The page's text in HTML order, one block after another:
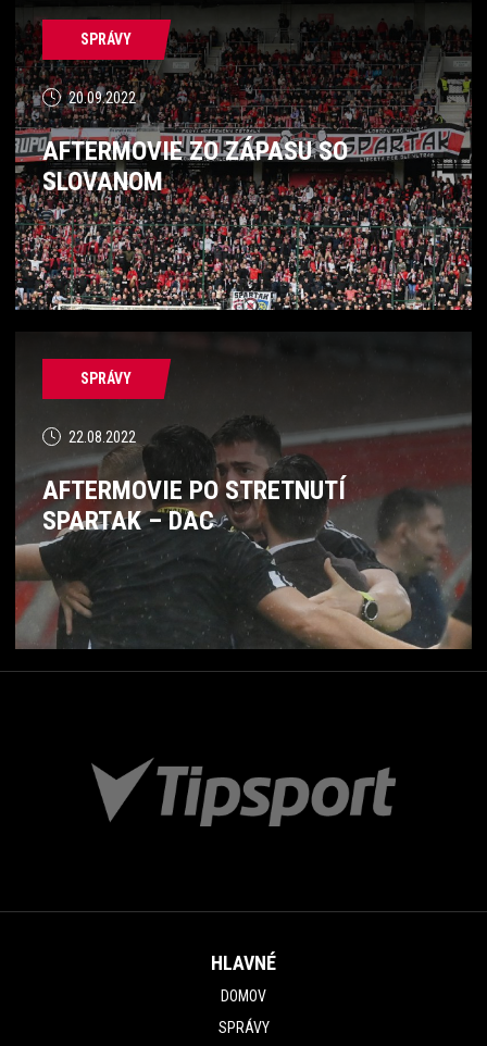
SPRÁVY
20.09.2022
AFTERMOVIE ZO ZÁPASU SO
SLOVANOM
SPRÁVY
22.08.2022
AFTERMOVIE PO STRETNUTÍ
SPARTAK – DAC
HLAVNÉ
DOMOV
SPRÁVY